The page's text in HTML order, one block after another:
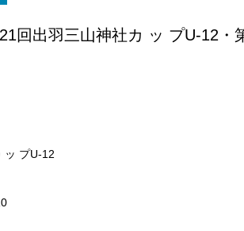
21回出羽三山神社カ ッ プU-12
ッ プU-12